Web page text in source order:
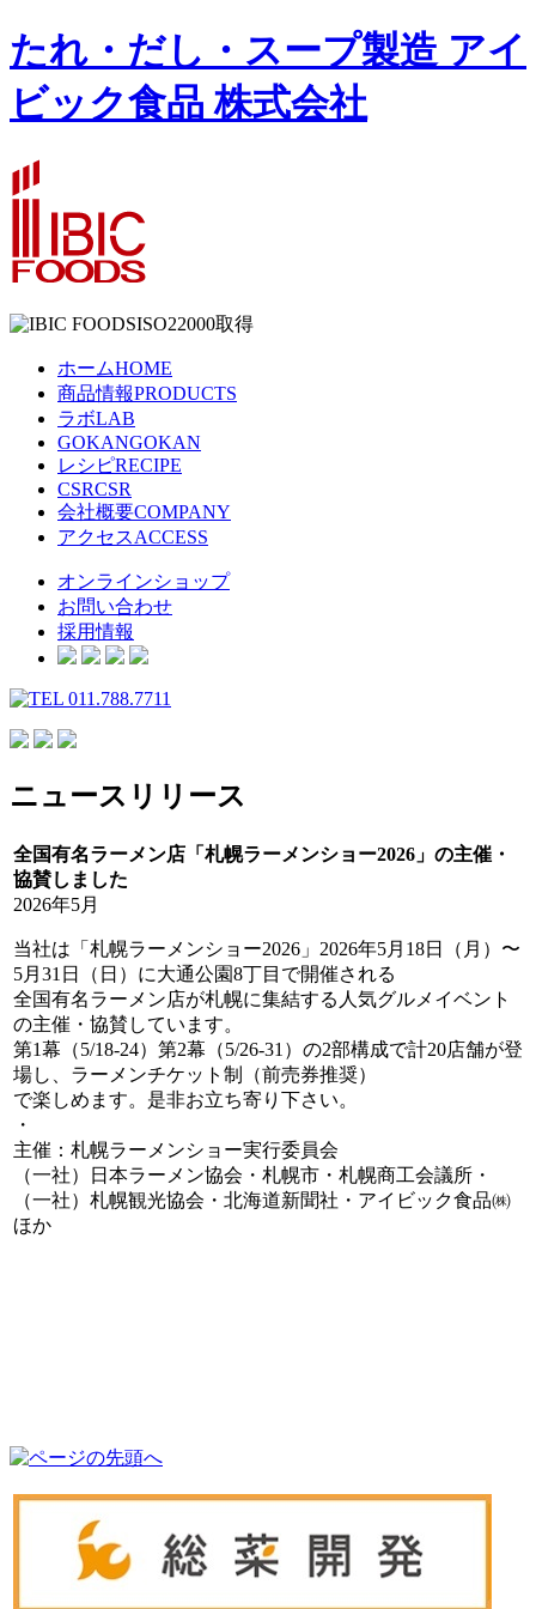
たれ・だし・スープ製造 アイ
ビック食品 株式会社
ISO22000取得
ホームHOME
商品情報PRODUCTS
ラボLAB
GOKANGOKAN
レシピRECIPE
CSRCSR
会社概要COMPANY
アクセスACCESS
オンラインショップ
お問い合わせ
採用情報
ニュースリリース
全国有名ラーメン店「札幌ラーメンショー2026」の主催・
協賛しました
2026年5月
当社は「札幌ラーメンショー2026」2026年5月18日（月）〜
5月31日（日）に大通公園8丁目で開催される
全国有名ラーメン店が札幌に集結する人気グルメイベント
の主催・協賛しています。
第1幕（5/18-24）第2幕（5/26-31）の2部構成で計20店舗が登
場し、ラーメンチケット制（前売券推奨）
で楽しめます。是非お立ち寄り下さい。
・
主催：札幌ラーメンショー実行委員会
（一社）日本ラーメン協会・札幌市・札幌商工会議所・
（一社）札幌観光協会・北海道新聞社・アイビック食品㈱
ほか